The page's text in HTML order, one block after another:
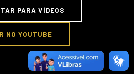
PARA VÍDEOS
NO YOUTUBE